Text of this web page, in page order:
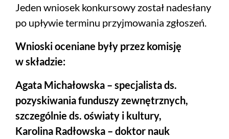
Jeden wniosek konkursowy został nadesłany
po upływie terminu przyjmowania zgłoszeń.
Wnioski oceniane były przez komisję
w składzie:
Agata Michałowska – specjalista ds.
pozyskiwania funduszy zewnętrznych,
szczególnie ds. oświaty i kultury,
Karolina Radłowska – doktor nauk